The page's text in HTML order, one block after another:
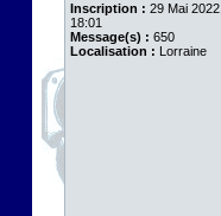
Inscription : 29 Mai 2022,
18:01
Message(s) : 650
Localisation : Lorraine